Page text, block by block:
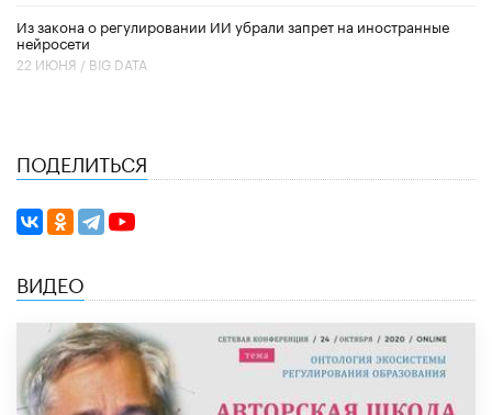
Из закона о регулировании ИИ убрали запрет на иностранные
нейросети
22 ИЮНЯ / BIG DATA
ПОДЕЛИТЬСЯ
ВИДЕО